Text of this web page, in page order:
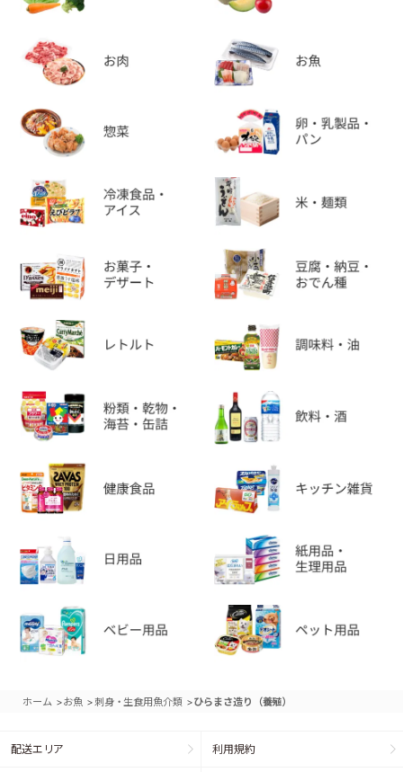
ホーム >お魚 >刺身・生食用魚介類 >ひらまさ造り（養殖）
配送エリア 利用規約